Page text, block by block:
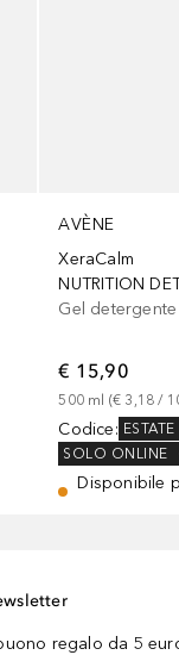
AVÈNE
XeraCalm
NUTRITION
Gel detergente
€ 15,90
500 ml (€ 3,18 /
Codice: ESTATE
SOLO ONLINE
Disponibile
regalo da 5